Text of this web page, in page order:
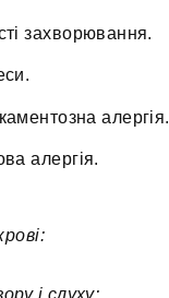
захворювання.
алергія.
алергія.